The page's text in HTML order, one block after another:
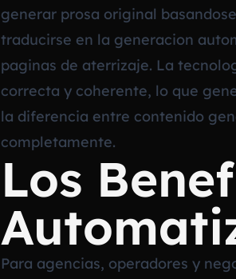
generar prosa original
traducirse en la generacion
paginas de aterrizaje. La
correcta y coherente, lo que
la diferencia entre contenido
completamente.
Los
Para agencias, operadores y